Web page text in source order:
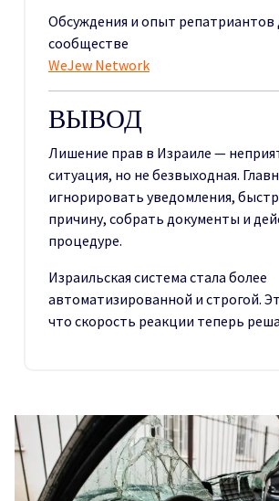
Обсуждения и опыт репатриантов
сообществе
WeJew Network
ВЫВОД
Лишение прав в Израиле —
ситуация, но не безвыходная.
игнорировать уведомления,
причину, собрать документы и
процедуре.
Израильская система стала более
автоматизированной и строгой.
что скорость реакции теперь